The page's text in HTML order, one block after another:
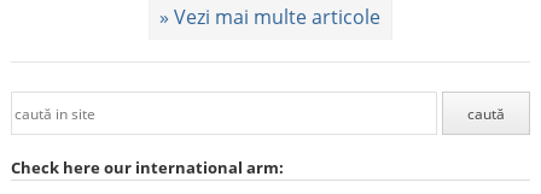
» Vezi mai multe articole
Check here our international arm: